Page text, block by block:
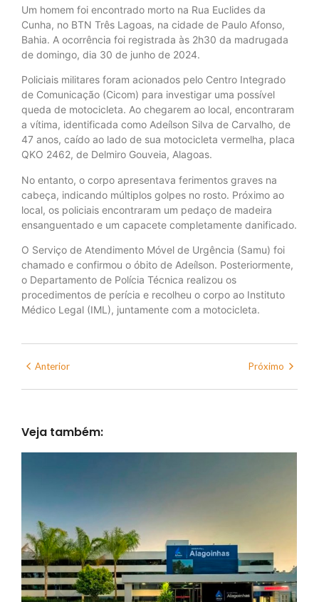
Um homem foi encontrado morto na Rua Euclides da
Cunha, no BTN Três Lagoas, na cidade de Paulo Afonso,
Bahia. A ocorrência foi registrada às 2h30 da madrugada
de domingo, dia 30 de junho de 2024.
Policiais militares foram acionados pelo Centro Integrado
de Comunicação (Cicom) para investigar uma possível
queda de motocicleta. Ao chegarem ao local, encontraram
a vítima, identificada como Adeílson Silva de Carvalho, de
47 anos, caído ao lado de sua motocicleta vermelha, placa
QKO 2462, de Delmiro Gouveia, Alagoas.
No entanto, o corpo apresentava ferimentos graves na
cabeça, indicando múltiplos golpes no rosto. Próximo ao
local, os policiais encontraram um pedaço de madeira
ensanguentado e um capacete completamente danificado.
O Serviço de Atendimento Móvel de Urgência (Samu) foi
chamado e confirmou o óbito de Adeílson. Posteriormente,
o Departamento de Polícia Técnica realizou os
procedimentos de perícia e recolheu o corpo ao Instituto
Médico Legal (IML), juntamente com a motocicleta.
Anterior Próximo
Veja também: